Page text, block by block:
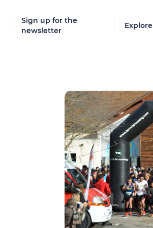
Sign up for the
newsletter
Explore